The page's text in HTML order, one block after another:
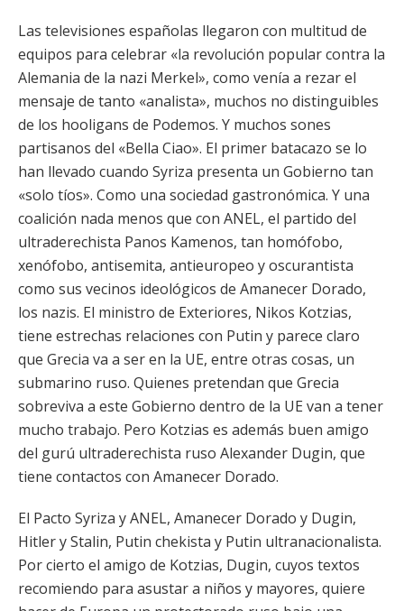
Las televisiones españolas llegaron con multitud de
equipos para celebrar «la revolución popular contra la
Alemania de la nazi Merkel», como venía a rezar el
mensaje de tanto «analista», muchos no distinguibles
de los hooligans de Podemos. Y muchos sones
partisanos del «Bella Ciao». El primer batacazo se lo
han llevado cuando Syriza presenta un Gobierno tan
«solo tíos». Como una sociedad gastronómica. Y una
coalición nada menos que con ANEL, el partido del
ultraderechista Panos Kamenos, tan homófobo,
xenófobo, antisemita, antieuropeo y oscurantista
como sus vecinos ideológicos de Amanecer Dorado,
los nazis. El ministro de Exteriores, Nikos Kotzias,
tiene estrechas relaciones con Putin y parece claro
que Grecia va a ser en la UE, entre otras cosas, un
submarino ruso. Quienes pretendan que Grecia
sobreviva a este Gobierno dentro de la UE van a tener
mucho trabajo. Pero Kotzias es además buen amigo
del gurú ultraderechista ruso Alexander Dugin, que
tiene contactos con Amanecer Dorado.
El Pacto Syriza y ANEL, Amanecer Dorado y Dugin,
Hitler y Stalin, Putin chekista y Putin ultranacionalista.
Por cierto el amigo de Kotzias, Dugin, cuyos textos
recomiendo para asustar a niños y mayores, quiere